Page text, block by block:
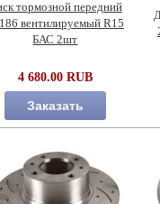
тормозной передний
вентилируемый R15
БАС 2шт
4 680.00 RUB
Заказать